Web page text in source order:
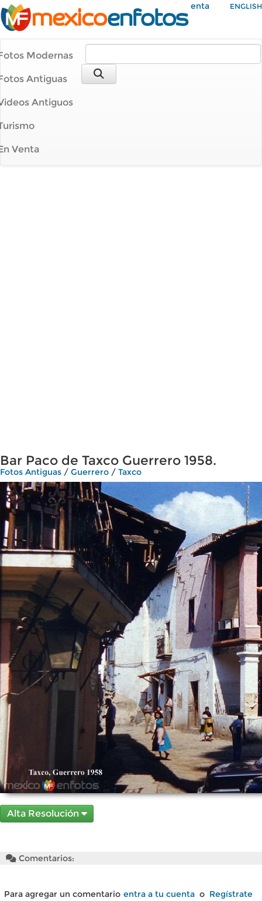
Mi Cuenta ENGLISH
Modernas
Antiguas
Antiguos
Venta
Bar Paco de Taxco Guerrero 1958.
Fotos Antiguas / Guerrero / Taxco
Alta Resolución
Comentarios:
Para agregar un comentario entra a tu cuenta o Regístrate